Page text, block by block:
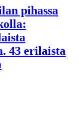
pihassa
43 erilaista